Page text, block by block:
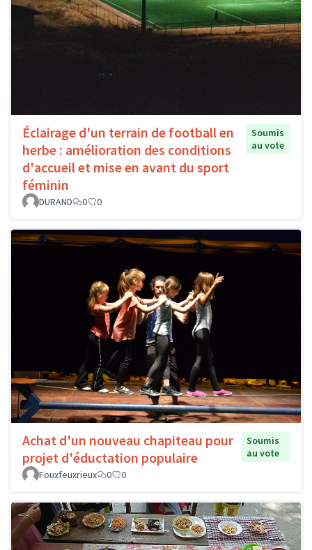
Éclairage d'un terrain de football en
herbe : amélioration des conditions
d'accueil et mise en avant du sport
féminin
Soumis
au vote
DURAND 0 0
Achat d'un nouveau chapiteau pour
projet d'éductation populaire
Soumis
au vote
Fouxfeuxrieux
0 0